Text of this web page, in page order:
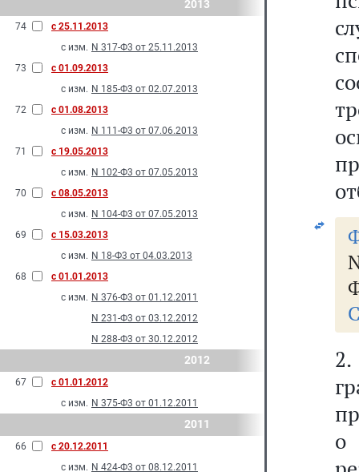
2013
74
с 25.11.2013
с изм. N 317-Ф3 от 25.11.2013
73
с 01.09.2013
с изм. N 185-Ф3 от 02.07.2013
72
с 01.08.2013
с изм. N 111-Ф3 от 07.06.2013
71
с 19.05.2013
с изм. N 102-Ф3 от 07.05.2013
70
с 08.05.2013
с изм. N 104-Ф3 от 07.05.2013
69
с 15.03.2013
с изм. N 18-Ф3 от 04.03.2013
68
с 01.01.2013
с изм. N 376-Ф3 от 01.12.2011
N 231-Ф3 от 03.12.2012
N 288-Ф3 от 30.12.2012
2012
67
с 01.01.2012
с изм. N 375-Ф3 от 01.12.2011
2011
66
с 20.12.2011
с изм. N 424-Ф3 от 08.12.2011
о